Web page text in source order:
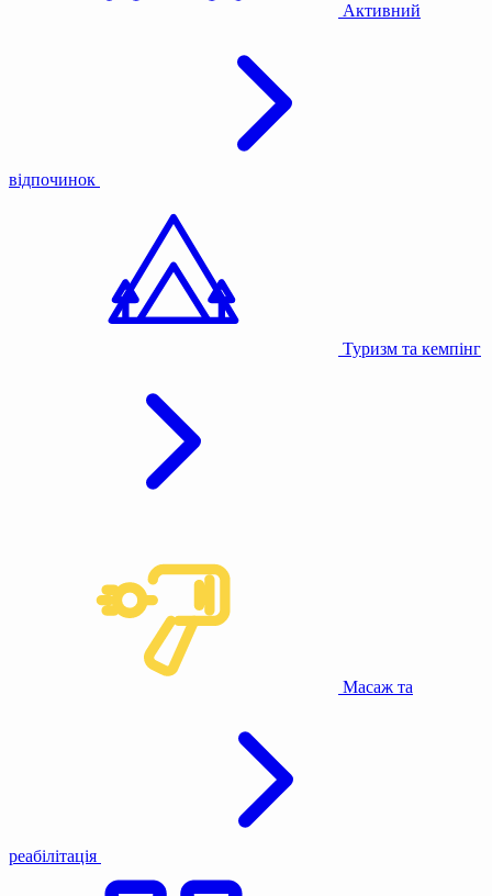
Активний
відпочинок
Туризм та кемпінг
Масаж та
реабілітація